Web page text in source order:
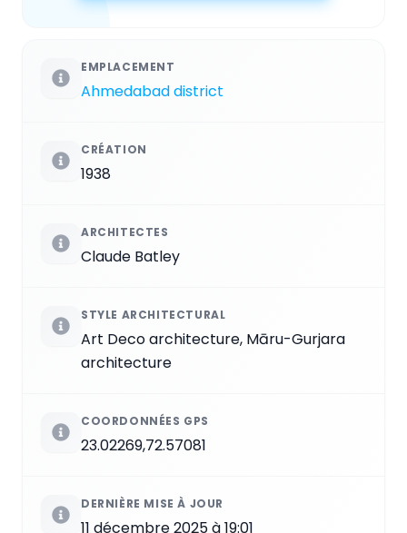
EMPLACEMENT
Ahmedabad district
CRÉATION
1938
ARCHITECTES
Claude Batley
STYLE ARCHITECTURAL
Art Deco architecture, Māru-Gurjara
architecture
COORDONNÉES GPS
23.02269,72.57081
DERNIÈRE MISE À JOUR
11 décembre 2025 à 19:01